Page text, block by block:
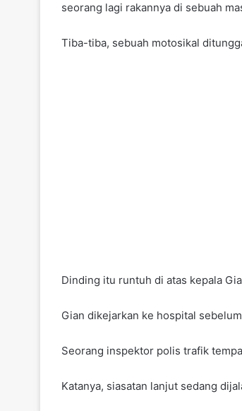
seorang lagi rakannya di sebuah
Tiba-tiba, sebuah motosikal
Dinding itu runtuh di atas kepala
Gian dikejarkan ke hospital
Seorang inspektor polis trafik
Katanya, siasatan lanjut sedang